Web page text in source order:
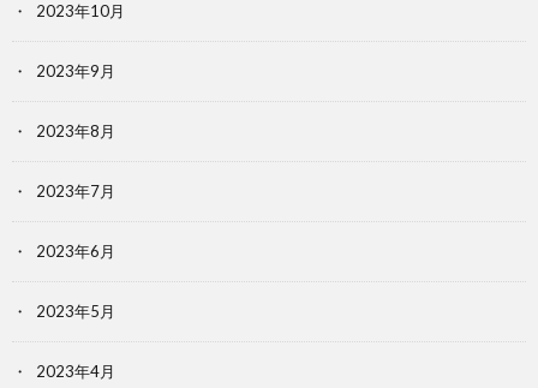
2023年10月
2023年9月
2023年8月
2023年7月
2023年6月
2023年5月
2023年4月